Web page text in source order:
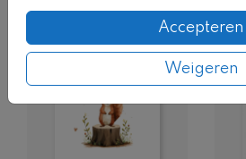
Accepteren
Weigeren